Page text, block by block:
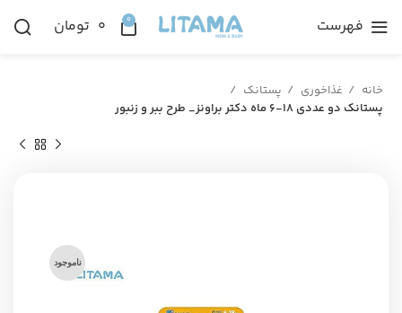
فهرست 0 ۰ تومان
خانه غذاخوری
پستانک
پستانک دو عددی ۱۸-۶ ماه دکتر براونز_ طرح ببر و زنبور
ناموجود